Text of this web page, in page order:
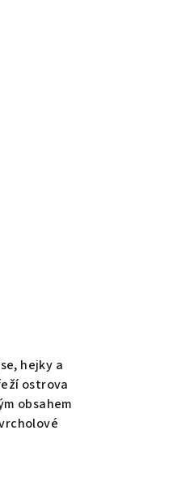
hejky a
ostrova
obsahem